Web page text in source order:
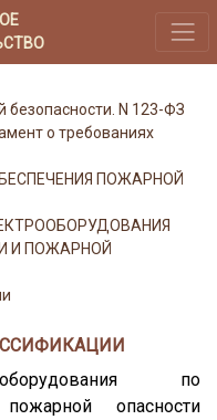
безопасности. N 123-ФЗ
о требованиях
ПОЖАРНОЙ
И ПОЖАРНОЙ
по
опасности